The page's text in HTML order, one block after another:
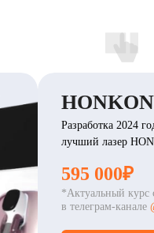
HONKON
Разработка 2024
лучший лазер
595 000₽
*Актуальный курс
в телеграм-канале